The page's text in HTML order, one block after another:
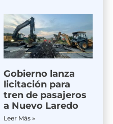
Gobierno lanza
licitación para
tren de pasajeros
a Nuevo Laredo
Leer Más »